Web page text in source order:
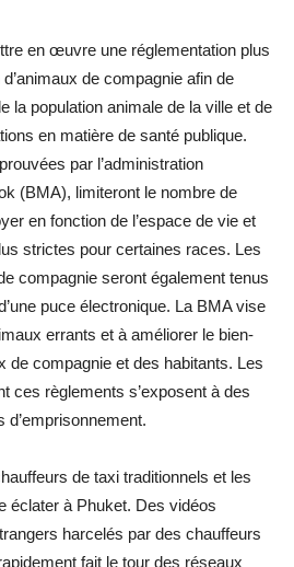
en œuvre une réglementation plus
de compagnie afin de
la population animale de la ville et de
en matière de santé publique.
par l’administration
(BMA), limiteront le nombre de
en fonction de l’espace de vie et
strictes pour certaines races. Les
compagnie seront également tenus
puce électronique. La BMA vise
errants et à améliorer le bien-
de compagnie et des habitants. Les
ces règlements s’exposent à des
d’emprisonnement.
de taxi traditionnels et les
éclater à Phuket. Des vidéos
harcelés par des chauffeurs
fait le tour des réseaux